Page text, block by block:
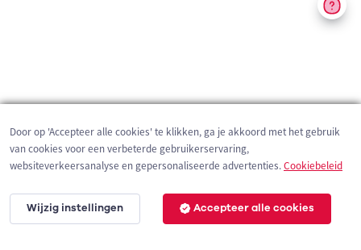
200 m
Door op 'Accepteer alle cookies' te klikken, ga je akkoord met het gebruik
van cookies voor een verbeterde gebruikerservaring,
websiteverkeersanalyse en gepersonaliseerde advertenties.Cookiebeleid
Wijzig instellingen Accepteer alle cookies